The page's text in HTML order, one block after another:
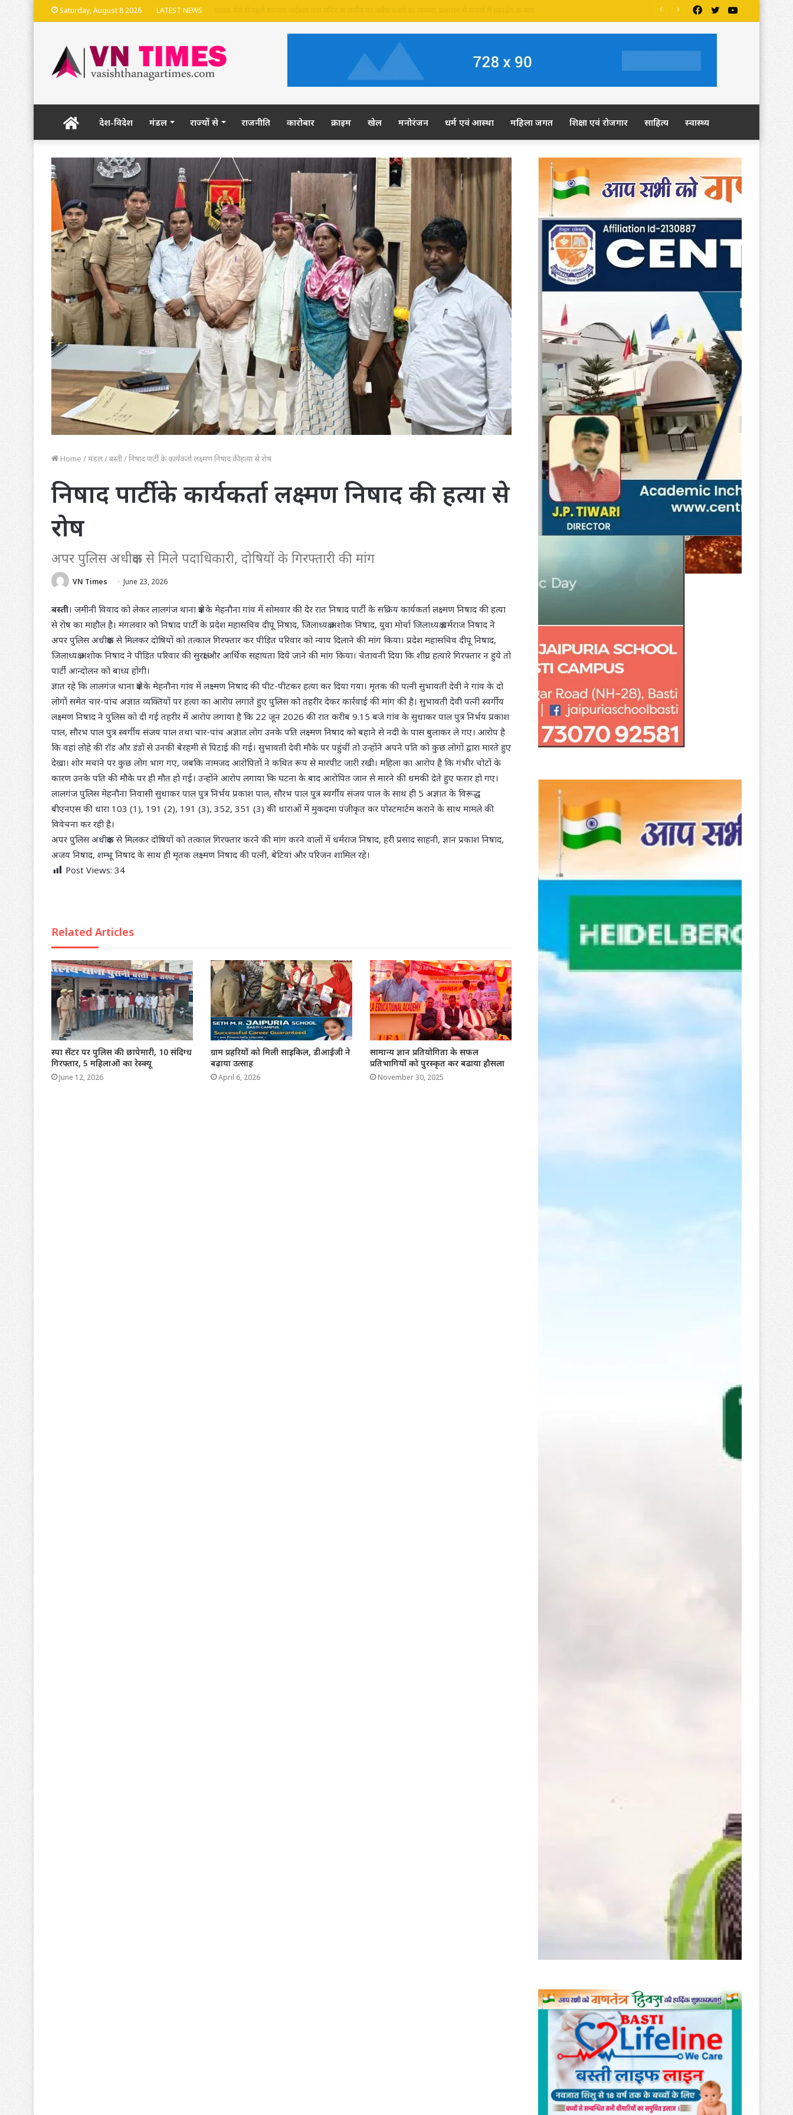
Saturday, August 8 2026 LATEST NEWS YouTube
Twitter
Facebook
Homeदेश-विदेश मंडल राज्यों से राजनीति कारोबार क्राइम खेल मनोरंजन धर्म एवं आस्था महिला जगत शिक्षा एवं रोजगार साहित्य स्वास्थ्य
Home /मंडल/बस्ती/निषाद पार्टी के कार्यकर्ता लक्ष्मण निषाद की हत्या से रोष
निषाद पार्टी के कार्यकर्ता लक्ष्मण निषाद की हत्या से
रोष
अपर पुलिस अधीक्षक से मिले पदाधिकारी, दोषियों के गिरफ्तारी की मांग
VN Times June 23, 2026
बस्ती। जमीनी विवाद को लेकर लालगंज थाना क्षेत्र के मेहनौना गांव में सोमवार की देर रात निषाद पार्टी के सक्रिय कार्यकर्ता लक्ष्मण निषाद की हत्या
से रोष का माहौल है। मंगलवार को निषाद पार्टी के प्रदेश महासचिव दीपू निषाद, जिलाध्यक्ष अशोक निषाद, युवा मोर्चा जिलाध्यक्ष धर्मराज निषाद ने
अपर पुलिस अधीक्षक से मिलकर दोषियों को तत्काल गिरफ्तार कर पीड़ित परिवार को न्याय दिलाने की मांग किया। प्रदेश महासचिव दीपू निषाद,
जिलाध्यक्ष अशोक निषाद ने पीड़ित परिवार की सुरक्षा और आर्थिक सहायता दिये जाने की मांग किया। चेतावनी दिया कि शीघ्र हत्यारे गिरफ्तार न हुये तो
पार्टी आन्दोलन को बाध्य होंगी।
ज्ञात रहे कि लालगंज थाना क्षेत्र के मेहनौना गांव में लक्ष्मण निषाद की पीट-पीटकर हत्या कर दिया गया। मृतक की पत्नी सुभावती देवी ने गांव के दो
लोगों समेत चार-पांच अज्ञात व्यक्तियों पर हत्या का आरोप लगाते हुए पुलिस को तहरीर देकर कार्रवाई की मांग की है। सुभावती देवी पत्नी स्वर्गीय
लक्ष्मण निषाद ने पुलिस को दी गई तहरीर में आरोप लगाया है कि 22 जून 2026 की रात करीब 9.15 बजे गांव के सुधाकर पाल पुत्र निर्भय प्रकाश
पाल, सौरभ पाल पुत्र स्वर्गीय संजय पाल तथा चार-पांच अज्ञात लोग उनके पति लक्ष्मण निषाद को बहाने से नदी के पास बुलाकर ले गए। आरोप है
कि वहां लोहे की रॉड और डंडों से उनकी बेरहमी से पिटाई की गई। सुभावती देवी मौके पर पहुंचीं तो उन्होंने अपने पति को कुछ लोगों द्वारा मारते हुए
देखा। शोर मचाने पर कुछ लोग भाग गए, जबकि नामजद आरोपितों ने कथित रूप से मारपीट जारी रखी। महिला का आरोप है कि गंभीर चोटों के
कारण उनके पति की मौके पर ही मौत हो गई। उन्होंने आरोप लगाया कि घटना के बाद आरोपित जान से मारने की धमकी देते हुए फरार हो गए।
लालगंज पुलिस मेहनौना निवासी सुधाकर पाल पुत्र निर्भय प्रकाश पाल, सौरभ पाल पुत्र स्वर्गीय संजय पाल के साथ ही 5 अज्ञात के विरूद्ध
बीएनएस की धारा 103 (1), 191 (2), 191 (3), 352, 351 (3) की धाराओं में मुकदमा पंजीकृत कर पोस्टमार्टम कराने के साथ मामले की
विवेचना कर रही है।
अपर पुलिस अधीक्षक से मिलकर दोषियों को तत्काल गिरफ्तार करने की मांग करने वालों में धर्मराज निषाद, हरी प्रसाद साहनी, ज्ञान प्रकाश निषाद,
अजय निषाद, शम्भू निषाद के साथ ही मृतक लक्ष्मण निषाद की पत्नी, बेटियां और परिजन शामिल रहे।
Post Views: 34
Related Articles
स्पा सेंटर पर पुलिस की छापेमारी, 10 संदिग्ध
गिरफ्तार, 5 महिलाओं का रेस्क्यू
June 12, 2026
ग्राम प्रहरियों को मिली साइकिल, डीआईजी ने
बढ़ाया उत्साह
April 6, 2026
सामान्य ज्ञान प्रतियोगिता के सफल
प्रतिभागियों को पुरस्कृत कर बढाया हौसला
November 30, 2025